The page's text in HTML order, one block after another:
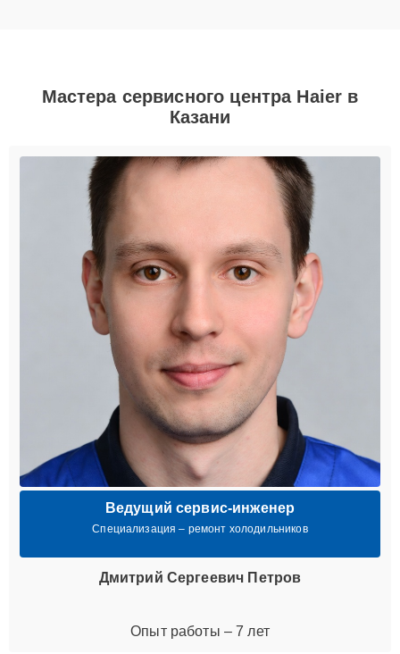
Мастера сервисного центра Haier в
Казани
Ведущий сервис-инженер
Специализация – ремонт холодильников
Дмитрий Сергеевич Петров
Опыт работы – 7 лет